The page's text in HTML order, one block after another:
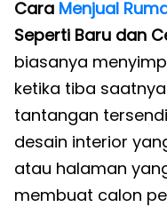
Cara Menjual
Seperti Baru dan
biasanya
ketika tiba
tantangan
desain interior
atau halaman
membuat calon